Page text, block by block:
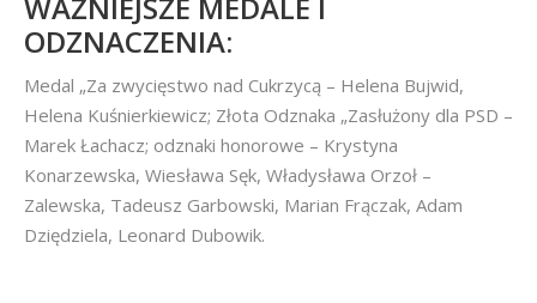
ODZNACZENIA:
Medal „Za zwycięstwo nad Cukrzycą – Helena Bujwid,
Helena Kuśnierkiewicz; Złota Odznaka „Zasłużony dla PSD –
Marek Łachacz; odznaki honorowe – Krystyna
Konarzewska, Wiesława Sęk, Władysława Orzoł –
Zalewska, Tadeusz Garbowski, Marian Frączak, Adam
Dziędziela, Leonard Dubowik.